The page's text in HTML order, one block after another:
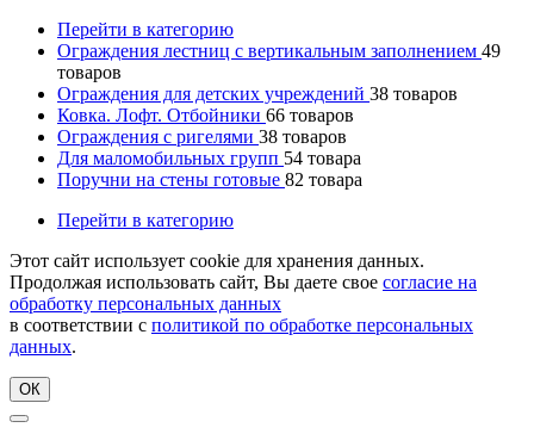
Перейти в категорию
Ограждения лестниц с вертикальным заполнением 49
товаров
Ограждения для детских учреждений 38 товаров
Ковка. Лофт. Отбойники 66 товаров
Ограждения с ригелями 38 товаров
Для маломобильных групп 54 товара
Поручни на стены готовые 82 товара
Перейти в категорию
Этот сайт использует cookie для хранения данных.
Продолжая использовать сайт, Вы даете свое согласие на
обработку персональных данных
в соответствии с политикой по обработке персональных
данных.
ОК